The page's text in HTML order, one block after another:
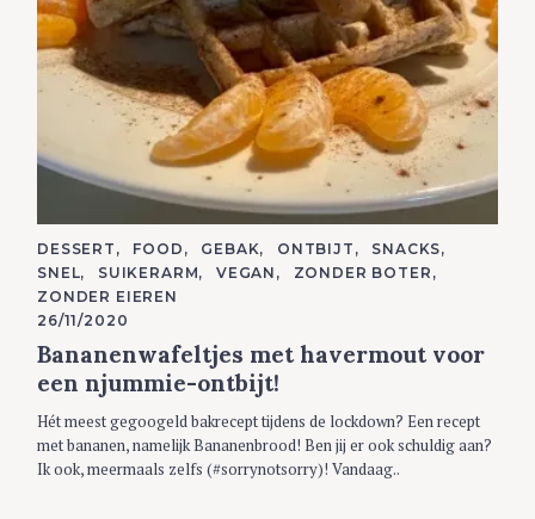
C
A
T
E
G
O
R
I
S
DESSERT FOOD GEBAK ONTBIJT
SNACKS
SNEL
SUIKERARM VEGAN
ZONDER BOTER
ZONDER EIEREN
26/11/2020
Bananenwafeltjes met havermout voor
een njummie-ontbijt!
Hét meest gegoogeld bakrecept tijdens de lockdown? Een recept
met bananen, namelijk Bananenbrood! Ben jij er ook schuldig aan?
Ik ook, meermaals zelfs (#sorrynotsorry)! Vandaag..